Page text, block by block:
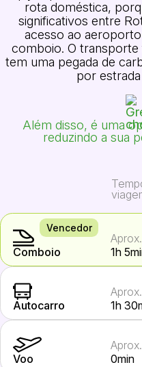
rota doméstica,
significativos entre
acesso ao
comboio. O
tem uma pegada de
por
Além disso, é uma
reduzindo a sua
Vencedor
Comboio
Aprox.
1h
Autocarro
Aprox.
1h
Voo
Aprox.
0min